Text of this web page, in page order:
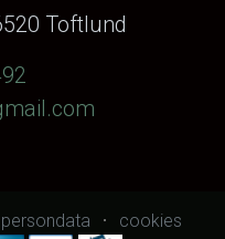
Toftlund
persondata cookies